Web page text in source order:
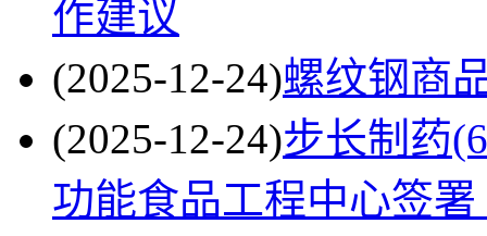
作建议
(2025-12-24)螺纹钢商
(2025-12-24)步长制药
功能食品工程中心签